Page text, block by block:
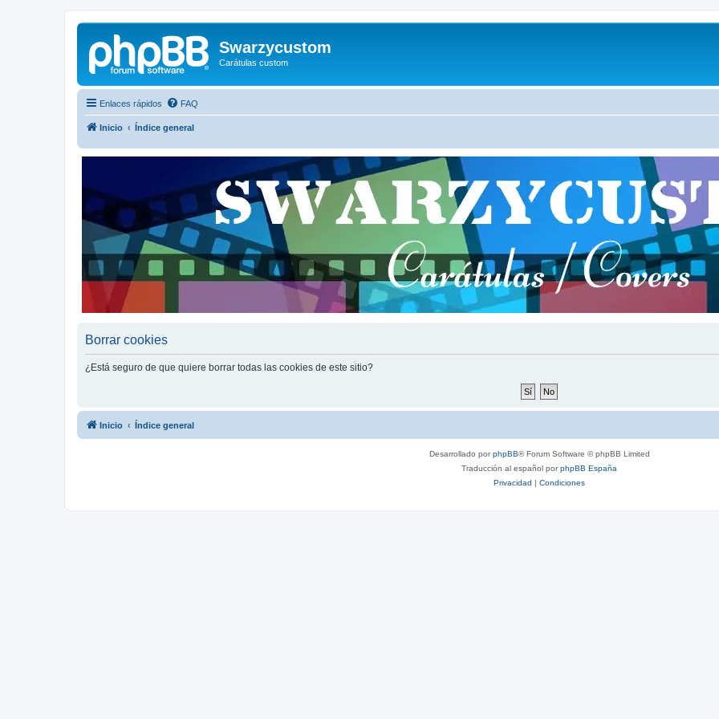
Swarzycustom
Carátulas custom
Enlaces rápidos FAQ
Inicio Índice general
Borrar cookies
¿Está seguro de que quiere borrar todas las cookies de este sitio?
Inicio Índice general
Desarrollado porphpBB® Forum Software © phpBB Limited
Traducción al español porphpBB España
Privacidad | Condiciones